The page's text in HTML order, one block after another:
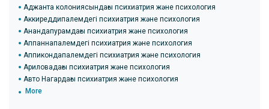
Аджанта колониясындағы психиатрия және психология
Аккиреддипалемдегі психиатрия және психология
Анандапурамдағы психиатрия және психология
Аппаннапалемдегі психиатрия және психология
Аппикондапалемдегі психиатрия және психология
Ариловадағы психиатрия және психология
Авто Нагардағы психиатрия және психология
More